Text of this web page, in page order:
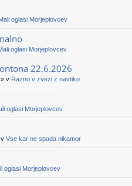
oglasi Morjeplovcev
oglasi Morjeplovcev
22.6.2026
v Razno v zvezi z navtiko
oglasi Morjeplovcev
v Vse kar ne spada nikamor
oglasi Morjeplovcev